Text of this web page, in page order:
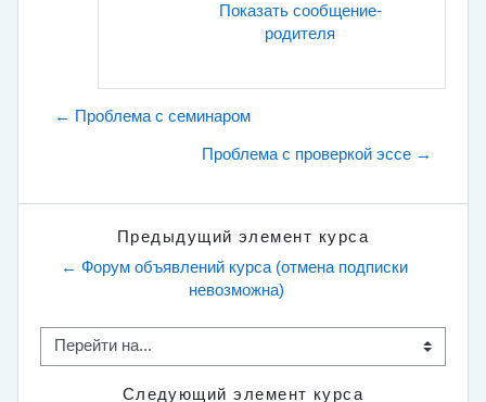
Показать сообщение-
родителя
← Проблема с семинаром
Проблема с проверкой эссе →
Предыдущий элемент курса
← Форум объявлений курса (отмена подписки
невозможна)
Перейти на...
Следующий элемент курса